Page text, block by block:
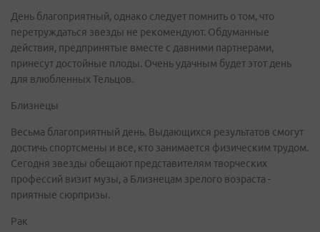
День благоприятный, однако следует помнить о том, что
перетруждаться звезды не рекомендуют. Обдуманные
действия, предпринятые вместе с давними партнерами,
принесут достойные плоды. Очень удачным будет этот день
для влюбленных Тельцов.
Близнецы
Весьма благоприятный день. Выдающихся результатов смогут
достичь спортсмены и все, кто занимается физическим трудом.
Сегодня звезды обещают представителям творческих
профессий визит музы, а Близнецам зрелого возраста -
приятные сюрпризы.
Рак